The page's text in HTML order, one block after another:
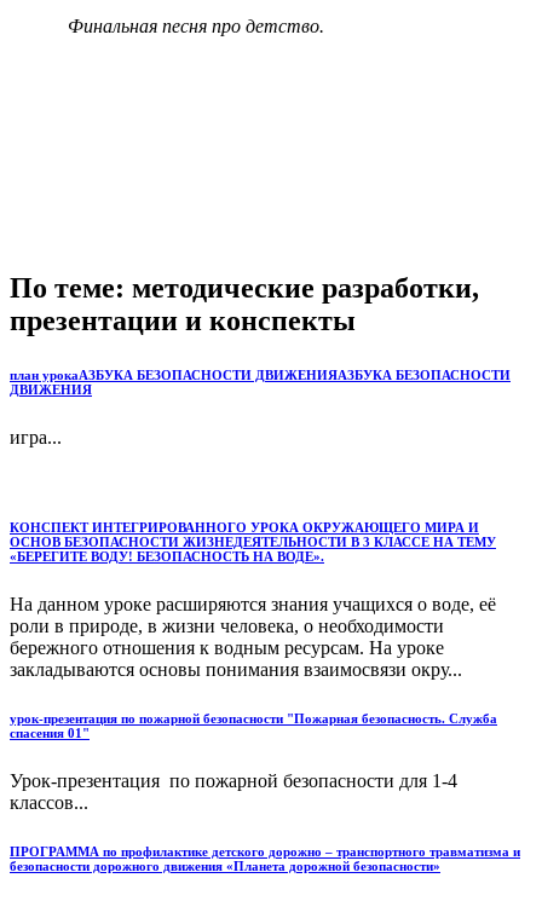
Финальная песня про детство.
По теме: методические разработки,
презентации и конспекты
план урокаАЗБУКА БЕЗОПАСНОСТИ ДВИЖЕНИЯАЗБУКА БЕЗОПАСНОСТИ
ДВИЖЕНИЯ
игра...
КОНСПЕКТ ИНТЕГРИРОВАННОГО УРОКА ОКРУЖАЮЩЕГО МИРА И
ОСНОВ БЕЗОПАСНОСТИ ЖИЗНЕДЕЯТЕЛЬНОСТИ В 3 КЛАССЕ НА ТЕМУ
«БЕРЕГИТЕ ВОДУ! БЕЗОПАСНОСТЬ НА ВОДЕ».
На данном уроке расширяются знания учащихся о воде, её
роли в природе, в жизни человека, о необходимости
бережного отношения к водным ресурсам. На уроке
закладываются основы понимания взаимосвязи окру...
урок-презентация по пожарной безопасности "Пожарная безопасность. Служба
спасения 01"
Урок-презентация по пожарной безопасности для 1-4
классов...
ПРОГРАММА по профилактике детского дорожно – транспортного травматизма и
безопасности дорожного движения «Планета дорожной безопасности»